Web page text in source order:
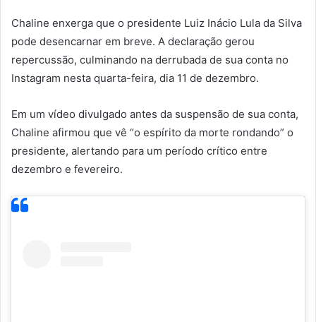
Chaline enxerga que o presidente Luiz Inácio Lula da Silva
pode desencarnar em breve. A declaração gerou
repercussão, culminando na derrubada de sua conta no
Instagram nesta quarta-feira, dia 11 de dezembro.
Em um vídeo divulgado antes da suspensão de sua conta,
Chaline afirmou que vê “o espírito da morte rondando” o
presidente, alertando para um período crítico entre
dezembro e fevereiro.